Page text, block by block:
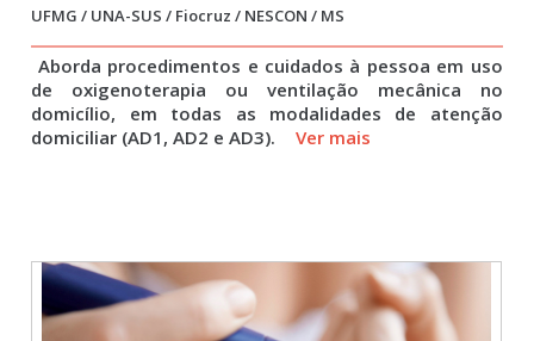
UFMG / UNA-SUS / Fiocruz / NESCON / MS
Aborda procedimentos e cuidados à pessoa em uso
de oxigenoterapia ou ventilação mecânica no
domicílio, em todas as modalidades de atenção
domiciliar (AD1, AD2 e AD3).
Ver mais